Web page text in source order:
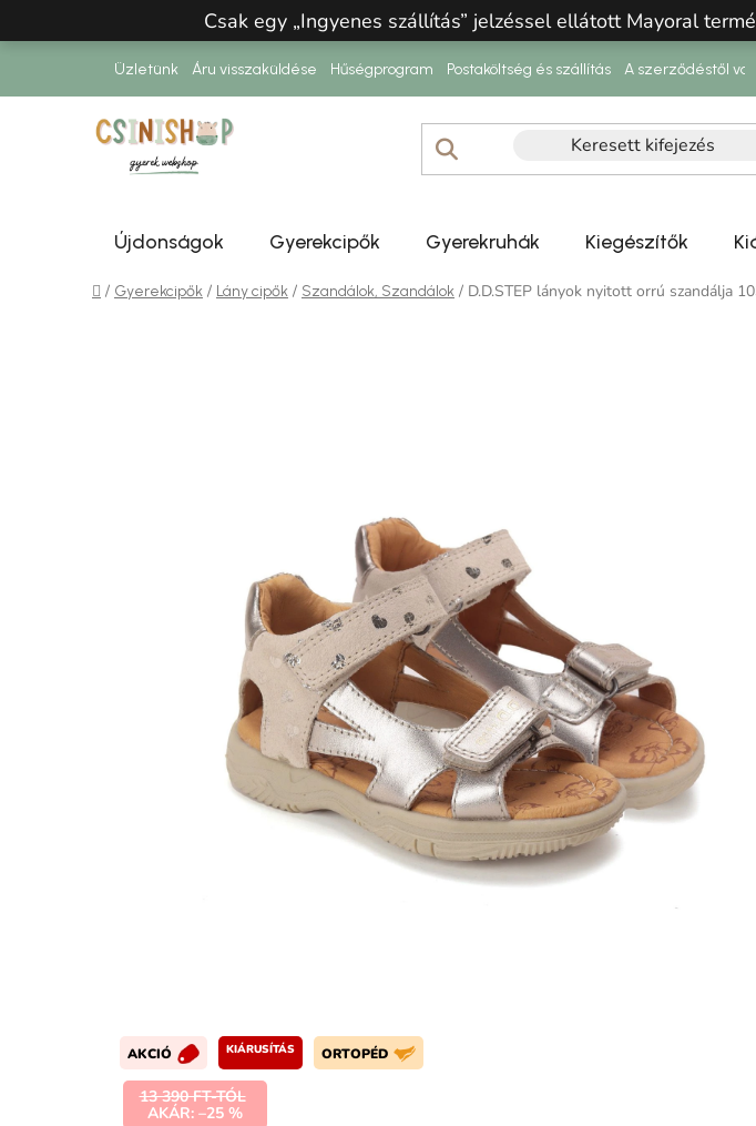
Csak egy „Ingyenes szállítás” jelzéssel ellátott Mayoral
Üzletünk Áru visszaküldése Hűségprogram Postaköltség és szállítás A szerződéstől
Újdonságok Gyerekcipők Gyerekruhák Kiegészítők
Kezdőlap
/ Gyerekcipők / Lány cipők / Szandálok, Szandálok / D.D.STEP lányok nyitott orrú szandálja
AKCIÓ KIÁRUSÍTÁS ORTOPÉD
13 390 FT-TÓL
AKÁR: –25 %